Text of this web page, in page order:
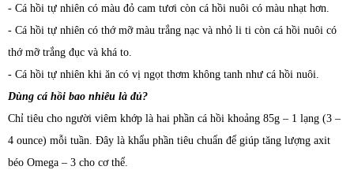
- Cá hồi tự nhiên có màu đỏ cam tươi còn cá hồi nuôi có màu nhạt hơn.
- Cá hồi tự nhiên có thớ mỡ màu trắng nạc và nhỏ li ti còn cá hồi nuôi có
thớ mỡ trắng đục và khá to.
- Cá hồi tự nhiên khi ăn có vị ngọt thơm không tanh như cá hồi nuôi.
Dùng cá hồi bao nhiêu là đủ?
Chỉ tiêu cho người viêm khớp là hai phần cá hồi khoảng 85g – 1 lạng (3 –
4 ounce) mỗi tuần. Đây là khẩu phần tiêu chuẩn để giúp tăng lượng axit
béo Omega – 3 cho cơ thể.